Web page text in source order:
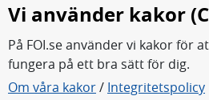
FOI forskar för en säkrare värld.
Vi använder kakor
På FOI.se använder vi kakor för
fungera på ett bra sätt för dig.
Om våra kakor/ Integritetspolicy